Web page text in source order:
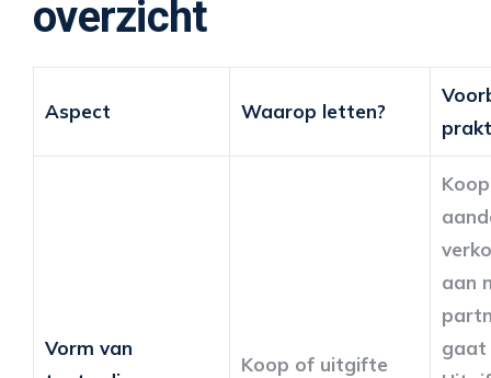
overzicht
Aspect Waarop letten?
Vorm van
Koop of uitgifte
aan
gaat